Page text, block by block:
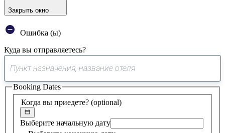
Закрыть окно
Ошибка (ы)
Куда вы отправляетесь?
0
предложение
найдено
Когда вы приедете? (optional)
Выберите начальную дату
Booking Dates